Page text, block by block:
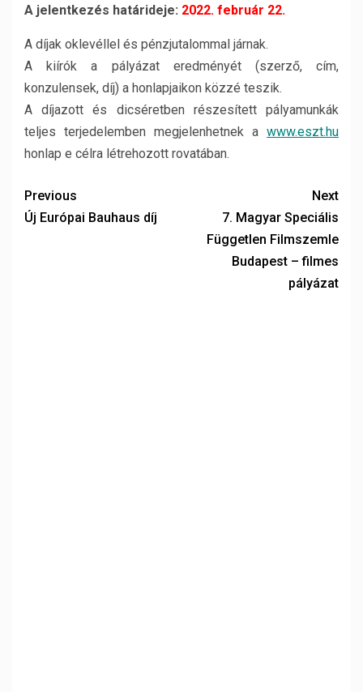
A jelentkezés határideje: 2022. február 22.
A díjak oklevéllel és pénzjutalommal járnak.
A kiírók a pályázat eredményét (szerző, cím,
konzulensek, díj) a honlapjaikon közzé teszik.
A díjazott és dicséretben részesített pályamunkák
teljes terjedelemben megjelenhetnek a www.eszt.hu
honlap e célra létrehozott rovatában.
Previous
Új Európai Bauhaus díj
Next
7. Magyar Speciális
Független Filmszemle
Budapest – filmes
pályázat